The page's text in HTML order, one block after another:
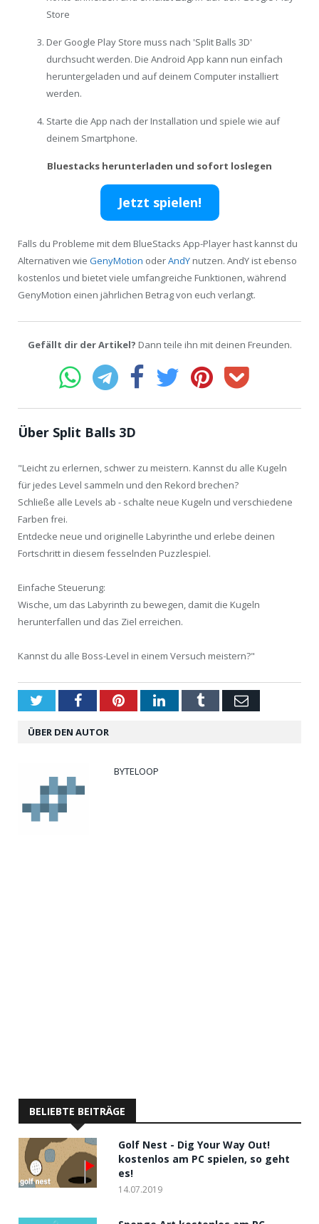
Store
Der Google Play Store muss nach 'Split Balls 3D'
durchsucht werden. Die Android App kann nun einfach
heruntergeladen und auf deinem Computer installiert
werden.
Starte die App nach der Installation und spiele wie auf
deinem Smartphone.
Bluestacks herunterladen und sofort loslegen
Jetzt spielen!
Falls du Probleme mit dem BlueStacks App-Player hast kannst du
Alternativen wie GenyMotion oderAndY nutzen. AndY ist ebenso
kostenlos und bietet viele umfangreiche Funktionen, während
GenyMotion einen jährlichen Betrag von euch verlangt.
Gefällt dir der Artikel? Dann teile ihn mit deinen Freunden.
Über Split Balls 3D
"Leicht zu erlernen, schwer zu meistern. Kannst du alle Kugeln
für jedes Level sammeln und den Rekord brechen?
Schließe alle Levels ab - schalte neue Kugeln und verschiedene
Farben frei.
Entdecke neue und originelle Labyrinthe und erlebe deinen
Fortschritt in diesem fesselnden Puzzlespiel.
Einfache Steuerung:
Wische, um das Labyrinth zu bewegen, damit die Kugeln
herunterfallen und das Ziel erreichen.
Kannst du alle Boss-Level in einem Versuch meistern?"
TwitterFacebookPinterestLinkedInTumblrEmail
ÜBER DEN AUTOR
BYTELOOP
BELIEBTE BEITRÄGE
Golf Nest - Dig Your Way Out!
kostenlos am PC spielen, so geht
es!
14.07.2019